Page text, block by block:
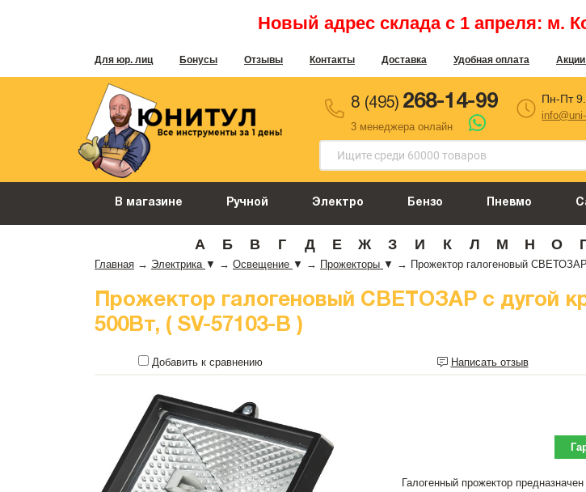
Новый адрес склада с 1 апреля: м.
Для юр. лиц Бонусы Отзывы Контакты Доставка Удобная оплата
8 (495) 268-14-99
3 менеджера онлайн
Пн-Пт
В магазине Ручной Электро Бензо Пневмо
А Б В Г Д Е Ж З И К Л М Н О
Главная → Электрика ▼ → Освещение ▼ → Прожекторы ▼ → Прожектор галогеновый
Прожектор галогеновый СВЕТОЗАР с дугой
500Вт, ( SV-57103-B )
Добавить к сравнению Написать отзыв
Галогенный прожектор